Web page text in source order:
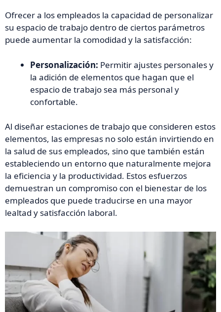
Ofrecer a los empleados la capacidad de personalizar
su espacio de trabajo dentro de ciertos parámetros
puede aumentar la comodidad y la satisfacción:
Personalización: Permitir ajustes personales y
la adición de elementos que hagan que el
espacio de trabajo sea más personal y
confortable.
Al diseñar estaciones de trabajo que consideren estos
elementos, las empresas no solo están invirtiendo en
la salud de sus empleados, sino que también están
estableciendo un entorno que naturalmente mejora
la eficiencia y la productividad. Estos esfuerzos
demuestran un compromiso con el bienestar de los
empleados que puede traducirse en una mayor
lealtad y satisfacción laboral.